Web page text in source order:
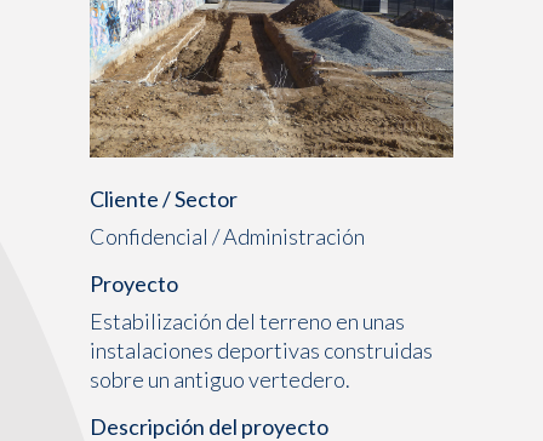
Cliente / Sector
Confidencial / Administración
Proyecto
Estabilización del terreno en unas
instalaciones deportivas construidas
sobre un antiguo vertedero.
Descripción del proyecto